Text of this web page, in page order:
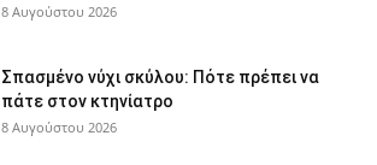
8 Αυγούστου 2026
Σπασμένο νύχι σκύλου: Πότε πρέπει να
πάτε στον κτηνίατρο
8 Αυγούστου 2026